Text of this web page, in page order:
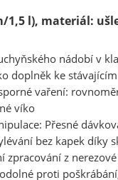
1,5 l), materiál:
nádobí v
doplněk ke
vaření:
víko
Přesné
bez kapek díky
zpracování z
proti